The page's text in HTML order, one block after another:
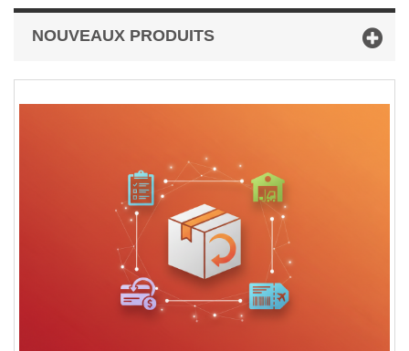
NOUVEAUX PRODUITS